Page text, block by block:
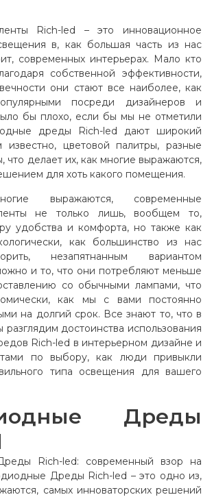
Rich-led – это инновационное
в, как большая часть из нас
современных интерьерах. Мало кто
собственной эффективности,
они стают все наиболее, как
посреди дизайнеров и
бы плохо, если бы мы не отметили
дреды Rich-led дают широкий
цветовой палитры, разные
делает их, как многие выражаются,
для хоть какого помещения.
выражаются, современные
не только лишь, вообщем то,
удобства и комфорта, но также как
как большинство из нас
незапятнанным вариантом
и то, что они потребляют меньше
со обычными лампами, что
как мы с вами постоянно
на долгий срок. Все знают то, что в
разглядим достоинства использования
Rich-led в интерьерном дизайне и
по выбору, как люди привыкли
типа освещения для вашего
Дреды
Rich-led: современный взор на
Дреды Rich-led – это одно из,
самых инноваторских решений